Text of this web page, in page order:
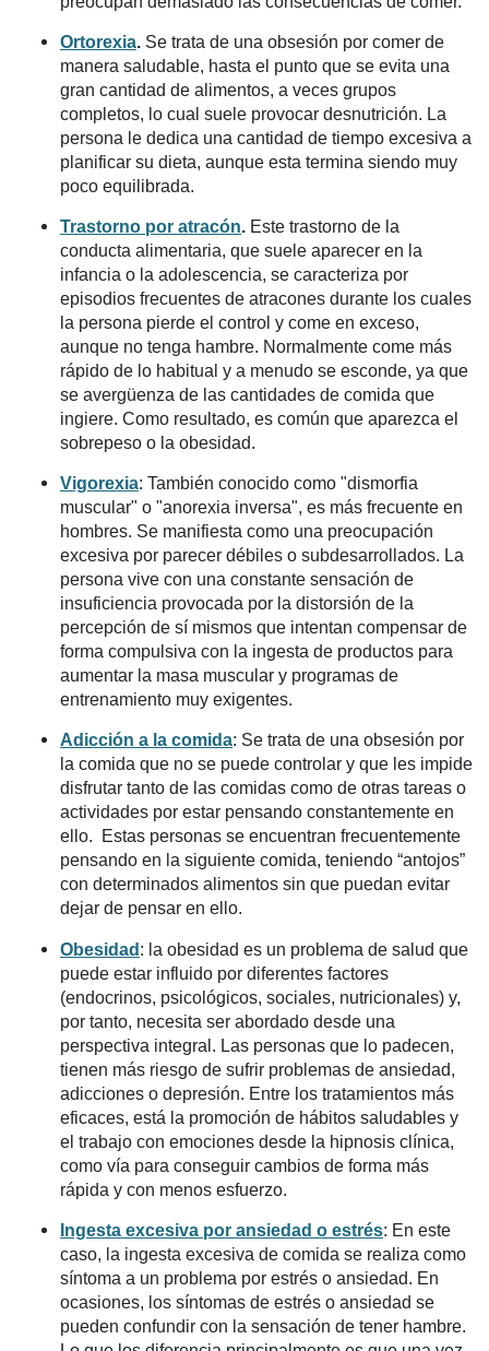
Ortorexia. Se trata de una obsesión por comer de
manera saludable, hasta el punto que se evita una
gran cantidad de alimentos, a veces grupos
completos, lo cual suele provocar desnutrición. La
persona le dedica una cantidad de tiempo excesiva a
planificar su dieta, aunque esta termina siendo muy
poco equilibrada.
Trastorno por atracón. Este trastorno de la
conducta alimentaria, que suele aparecer en la
infancia o la adolescencia, se caracteriza por
episodios frecuentes de atracones durante los cuales
la persona pierde el control y come en exceso,
aunque no tenga hambre. Normalmente come más
rápido de lo habitual y a menudo se esconde, ya que
se avergüenza de las cantidades de comida que
ingiere. Como resultado, es común que aparezca el
sobrepeso o la obesidad.
Vigorexia: También conocido como "dismorfia
muscular" o "anorexia inversa", es más frecuente en
hombres. Se manifiesta como una preocupación
excesiva por parecer débiles o subdesarrollados. La
persona vive con una constante sensación de
insuficiencia provocada por la distorsión de la
percepción de sí mismos que intentan compensar de
forma compulsiva con la ingesta de productos para
aumentar la masa muscular y programas de
entrenamiento muy exigentes.
Adicción a la comida: Se trata de una obsesión por
la comida que no se puede controlar y que les impide
disfrutar tanto de las comidas como de otras tareas o
actividades por estar pensando constantemente en
ello. Estas personas se encuentran frecuentemente
pensando en la siguiente comida, teniendo “antojos”
con determinados alimentos sin que puedan evitar
dejar de pensar en ello.
Obesidad: la obesidad es un problema de salud que
puede estar influido por diferentes factores
(endocrinos, psicológicos, sociales, nutricionales) y,
por tanto, necesita ser abordado desde una
perspectiva integral. Las personas que lo padecen,
tienen más riesgo de sufrir problemas de ansiedad,
adicciones o depresión. Entre los tratamientos más
eficaces, está la promoción de hábitos saludables y
el trabajo con emociones desde la hipnosis clínica,
como vía para conseguir cambios de forma más
rápida y con menos esfuerzo.
Ingesta excesiva por ansiedad o estrés: En este
caso, la ingesta excesiva de comida se realiza como
síntoma a un problema por estrés o ansiedad. En
ocasiones, los síntomas de estrés o ansiedad se
pueden confundir con la sensación de tener hambre.